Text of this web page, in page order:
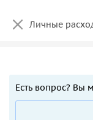
Личные
Есть вопрос? Вы